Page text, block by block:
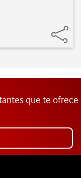
que te ofrece